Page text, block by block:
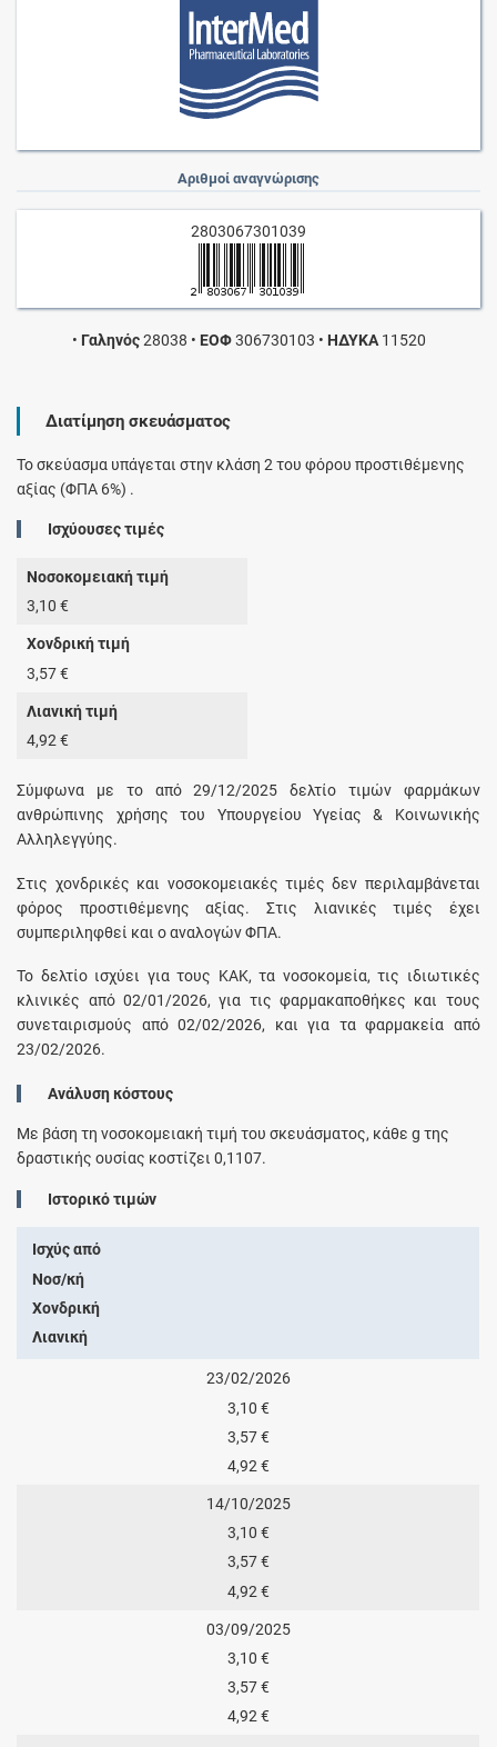
Αριθμοί αναγνώρισης
2803067301039
• Γαληνός28038 • ΕΟΦ306730103 • ΗΔΥΚΑ11520
Διατίμηση σκευάσματος
Το σκεύασμα υπάγεται στην κλάση 2 του φόρου προστιθέμενης
αξίας (ΦΠΑ 6%) .
Ισχύουσες τιμές
Νοσοκομειακή τιμή
3,10 €
Χονδρική τιμή
3,57 €
Λιανική τιμή
4,92 €
Σύμφωνα με το από 29/12/2025 δελτίο τιμών φαρμάκων
ανθρώπινης χρήσης του Υπουργείου Υγείας & Κοινωνικής
Αλληλεγγύης.
Στις χονδρικές και νοσοκομειακές τιμές δεν περιλαμβάνεται
φόρος προστιθέμενης αξίας. Στις λιανικές τιμές έχει
συμπεριληφθεί και ο αναλογών ΦΠΑ.
Το δελτίο ισχύει για τους ΚΑΚ, τα νοσοκομεία, τις ιδιωτικές
κλινικές από 02/01/2026, για τις φαρμακαποθήκες και τους
συνεταιρισμούς από 02/02/2026, και για τα φαρμακεία από
23/02/2026.
Ανάλυση κόστους
Με βάση τη νοσοκομειακή τιμή του σκευάσματος, κάθεg της
δραστικής ουσίας κοστίζει0,1107.
Ιστορικό τιμών
Ισχύς από
Νοσ/κή
Χονδρική
Λιανική
23/02/2026
3,10 €
3,57 €
4,92 €
14/10/2025
3,10 €
3,57 €
4,92 €
03/09/2025
3,10 €
3,57 €
4,92 €